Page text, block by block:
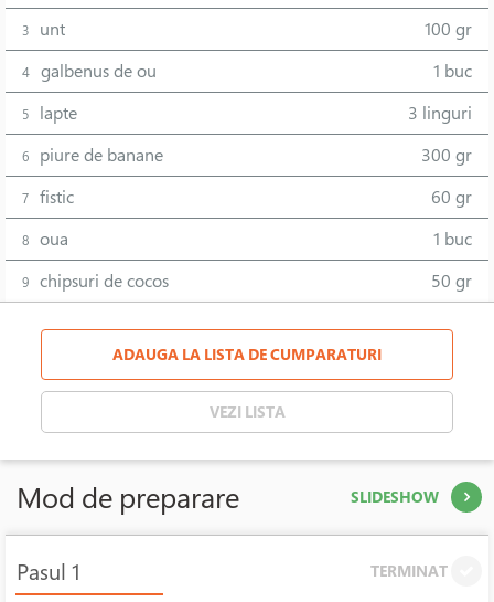
3 unt 100 gr
4 galbenus de ou 1 buc
5 lapte 3 linguri
6 piure de banane 300 gr
7 fistic 60 gr
8 oua 1 buc
9 chipsuri de cocos 50 gr
ADAUGA LA LISTA DE CUMPARATURI
VEZI LISTA
Mod de preparare SLIDESHOW
Pasul 1 TERMINAT